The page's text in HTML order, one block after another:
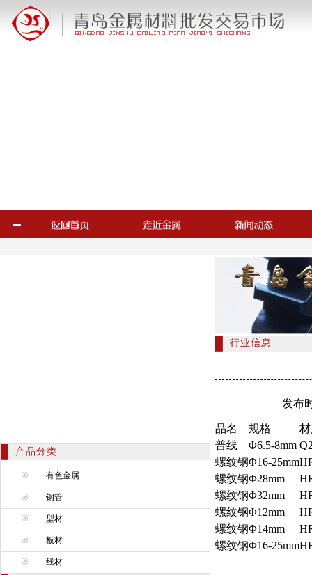
产品分类
有色金属
钢管
型材
板材
线材
行业信息
发布时间：
品名 规格
普线
Φ6.5-8mm
螺纹钢Φ16-25mm
螺纹钢Φ28mm
螺纹钢Φ32mm
螺纹钢Φ12mm
螺纹钢Φ14mm
螺纹钢Φ16-25mm